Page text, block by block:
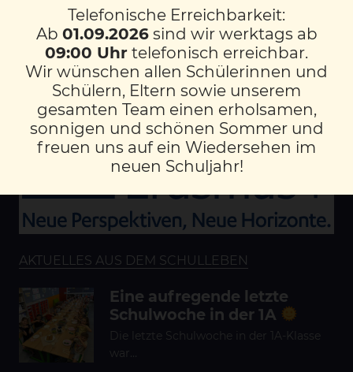
E-Mail senden
LINKS
DOWNLOADS
KONTAKT/IMPRESSUM
DATENSCHUTZ
AKTUELLES AUS DEM SCHULLEBEN
Eine aufregende letzte
Schulwoche in der 1A
Die letzte Schulwoche in der 1A-Klasse
war…
Telefonische Erreichbarkeit:
Ab 01.09.2026sind wir werktags ab
09:00 Uhr telefonisch erreichbar.
Wir wünschen allen Schülerinnen und
Schülern, Eltern sowie unserem
gesamten Team einen erholsamen,
sonnigen und schönen Sommer und
freuen uns auf ein Wiedersehen im
neuen Schuljahr!